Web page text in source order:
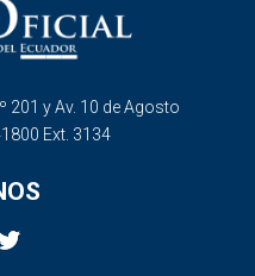
201 y Av. 10 de Agosto
Ext. 3134